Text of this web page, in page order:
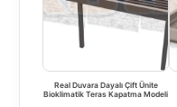
Real Duvara Dayalı Çift Ünite
Bioklimatik Teras Kapatma Modeli